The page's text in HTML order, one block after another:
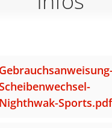
Nighthwak-Sports.pdf